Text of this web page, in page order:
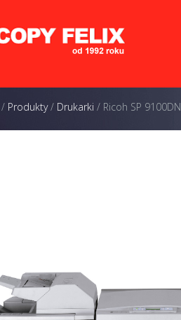
/ Produkty/ Drukarki / Ricoh SP 9100DN